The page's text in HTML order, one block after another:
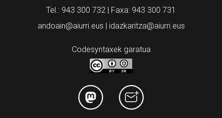
Tel.: 943 300 732 | Faxa: 943 300 731
andoain@aiurri.eus | idazkaritza@aiurri.eus
Codesyntaxek garatua